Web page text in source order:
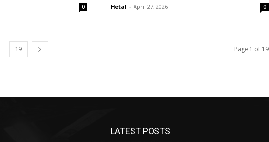
0 Hetal - April 27, 2026 0
19 Page 1 of 19
LATEST POSTS